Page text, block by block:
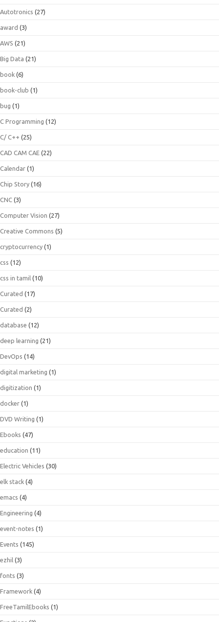
Autotronics (27)
award (3)
AWS (21)
Big Data (21)
book (6)
book-club (1)
bug (1)
C Programming (12)
C/ C++ (25)
CAD CAM CAE (22)
Calendar (1)
Chip Story (16)
CNC (3)
Computer Vision (27)
Creative Commons (5)
cryptocurrency (1)
css (12)
css in tamil (10)
Curated (17)
Curated (2)
database (12)
deep learning (21)
DevOps (14)
digital marketing (1)
digitization (1)
docker (1)
DVD Writing (1)
Ebooks (47)
education (11)
Electric Vehicles (30)
elk stack (4)
emacs (4)
Engineering (4)
event-notes (1)
Events (145)
ezhil (3)
fonts (3)
Framework (4)
FreeTamilEbooks (1)